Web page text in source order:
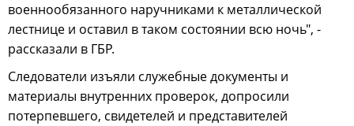
военнообязанного наручниками к металлической
лестнице и оставил в таком состоянии всю ночь", -
рассказали в ГБР.
Следователи изъяли служебные документы и
материалы внутренних проверок, допросили
потерпевшего, свидетелей и представителей